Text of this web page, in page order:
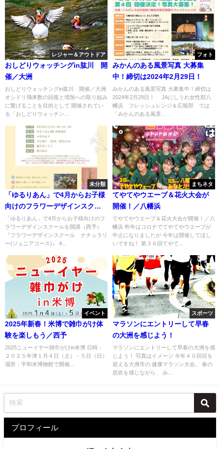
レジャー＆アウトドア
おしどりウォッチングin肱川 開
催／大洲
おしどりウォッチングin肱川 開催／大洲
オシドリ飛来数の回復と増加への取り組み
に繋げることを目的として 開催されてい
る「おしどりウォッチン...
フォト
みかんのある風景写真 大募集
中！締切は2024年2月29日！
みかんのある風景写真 大募集中！締切は
2024年2月29日！ JAにしうわ女性部八
幡浜 フレッシュレンジ＆広報部 では
「みかんのある風景...
未分類
「ゆるりあん」で4月からお子様
向けのフラワーデザインスクー
ルを開講（西予）
「ゆるりあん」で4月からお子様向けのフ
ラワーデザインスクールを開講（西予）
『フラワーデザインスクール ナチュラリ
ー(ジュニアコース)』 4...
まちネタ
てやてやウエーブ＆花火大会が
開催！／八幡浜
てやてやウエーブ＆花火大会が開催！／八
幡浜 昨年はコロナでてやてやウエーブが
中止になりましたが 今年は開催してほし
いですね！ 第３６回てやて...
イベント
2025年新春！米博で雑巾がけ体
験を楽しもう／西予
2025ニューイヤー雑巾がけin米博 日時：
２０２５年津１月４日（土）・５日（日）
場所：宇和米博物館で開催...
スポーツ
マラソンにエントリーして早春
の大洲を感じよう！
マラソンにエントリーして早春の大洲を感
じよう！ 写真はイメージ 今年４０回目を
迎える大洲市の 健康マラソン大会。 春の
息吹を感じながら、 み...
プロフィール